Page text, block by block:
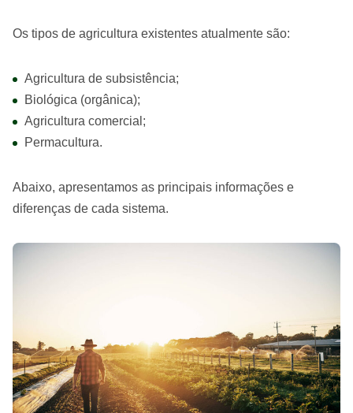
Os tipos de agricultura existentes atualmente são:
Agricultura de subsistência;
Biológica (orgânica);
Agricultura comercial;
Permacultura.
Abaixo, apresentamos as principais informações e
diferenças de cada sistema.